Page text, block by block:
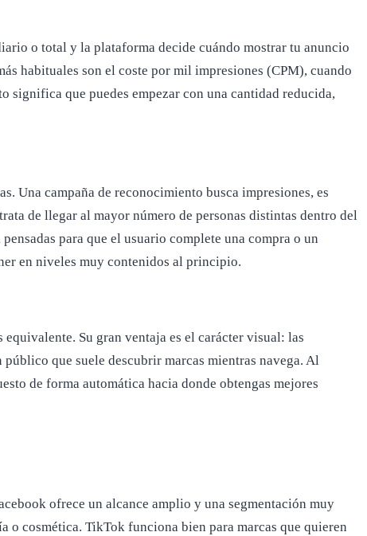
o total y la plataforma decide cuándo mostrar tu anuncio
habituales son el coste por mil impresiones (CPM), cuando
significa que puedes empezar con una cantidad reducida,
Una campaña de reconocimiento busca impresiones, es
de llegar al mayor número de personas distintas dentro del
para que el usuario complete una compra o un
en niveles muy contenidos al principio.
Su gran ventaja es el carácter visual: las
que suele descubrir marcas mientras navega. Al
de forma automática hacia donde obtengas mejores
ofrece un alcance amplio y una segmentación muy
cosmética. TikTok funciona bien para marcas que quieren